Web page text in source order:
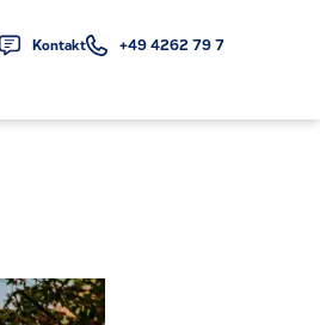
Kontakt +49 4262 79 7